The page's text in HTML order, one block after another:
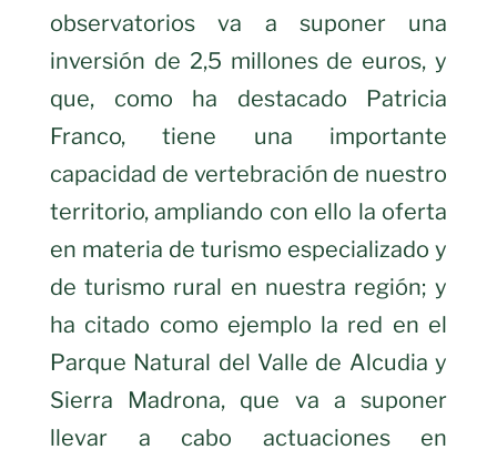
observatorios va a suponer una
inversión de 2,5 millones de euros, y
que, como ha destacado Patricia
Franco, tiene una importante
capacidad de vertebración de nuestro
territorio, ampliando con ello la oferta
en materia de turismo especializado y
de turismo rural en nuestra región; y
ha citado como ejemplo la red en el
Parque Natural del Valle de Alcudia y
Sierra Madrona, que va a suponer
llevar a cabo actuaciones en